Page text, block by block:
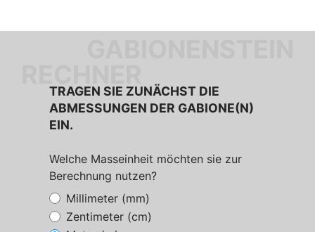
TRAGEN SIE ZUNÄCHST DIE
ABMESSUNGEN DER GABIONE(N)
EIN.
Welche Masseinheit möchten sie zur
Berechnung nutzen?
Millimeter (mm)
Zentimeter (cm)